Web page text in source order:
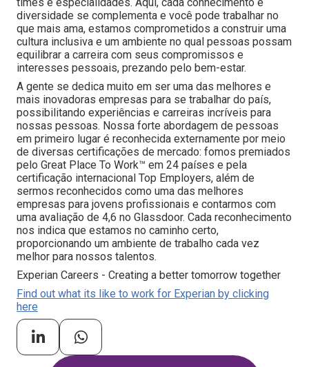
diversidade se complementa e você pode trabalhar no
que mais ama, estamos comprometidos a construir uma
cultura inclusiva e um ambiente no qual pessoas possam
equilibrar a carreira com seus compromissos e
interesses pessoais, prezando pelo bem-estar.
A gente se dedica muito em ser uma das melhores e
mais inovadoras empresas para se trabalhar do país,
possibilitando experiências e carreiras incríveis para
nossas pessoas. Nossa forte abordagem de pessoas
em primeiro lugar é reconhecida externamente por meio
de diversas certificações de mercado: fomos premiados
pelo Great Place To Work™ em 24 países e pela
certificação internacional Top Employers, além de
sermos reconhecidos como uma das melhores
empresas para jovens profissionais e contarmos com
uma avaliação de 4,6 no Glassdoor. Cada reconhecimento
nos indica que estamos no caminho certo,
proporcionando um ambiente de trabalho cada vez
melhor para nossos talentos.
Experian Careers - Creating a better tomorrow together
Find out what its like to work for Experian by clicking
here